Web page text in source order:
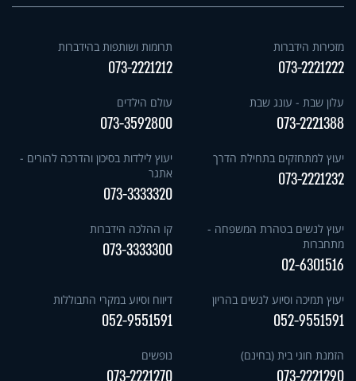
מזכירות הידברות
073-2221222
תרומות ושותפות בהידברות
073-2221212
עלון שבת - עונג שבת
073-2221388
עולם הילדים
073-3592800
יעוץ למתחזקים בתחילת הדרך
073-2221232
יעוץ לילדות בסיכון והדרכה להורים -
אתגר
073-3333320
יעוץ לנשים בטהרת המשפחה -
מתחברות
02-6301516
קו ההלכה הידברות
073-3333300
יעוץ תמיכה וסיוע לנשים בהריון
052-9551591
דיווח וסיוע במקרי התבוללות
052-9551591
הזמנת חוגי בית (בחינם) נופשים